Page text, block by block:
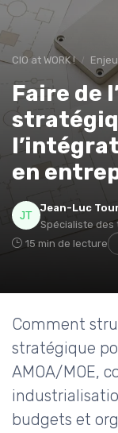
CIO at WORK ! Enjeux
Faire de
en
Jean-Luc
Spécialiste
15 min de lecture
Comment
stratégique
AMOA/MOE,
budgets et